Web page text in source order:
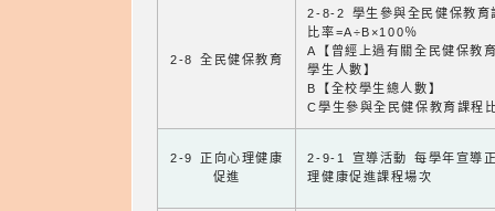
2-8 全民健保教育
2-8-2 學生參與全民健保教育
比率=A÷B×100％
A【曾經上過有關全民健保教
學生人數】
B【全校學生總人數】
C學生參與全民健保教育課程
2-9 正向心理健康
促進
2-9-1 宣導活動 每學年宣導
理健康促進課程場次